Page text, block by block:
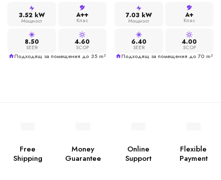
3.52 kW
Мощност
A++
Клас
8.50
SEER
4.60
SCOP
Подходящ за помещения до 35 m²
7.03 kW
Мощност
A+
Клас
6.40
SEER
4.00
SCOP
Подходящ за помещения до 70 m²
Free
Shipping
Money
Guarantee
Online
Support
Flexible
Payment